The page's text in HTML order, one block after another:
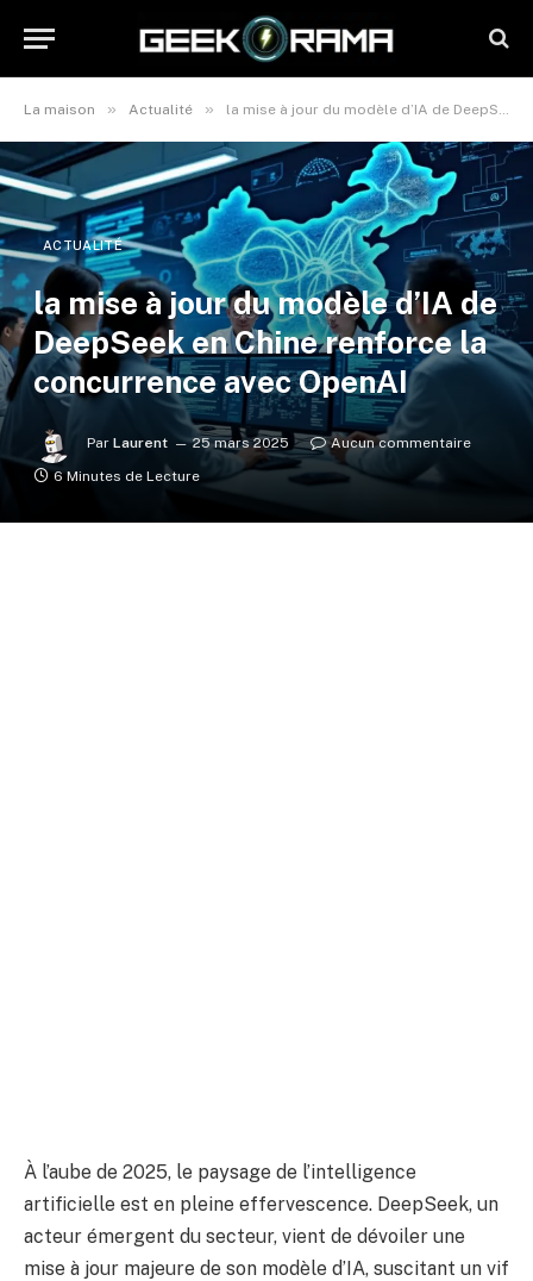
La maison » Actualité » la mise à jour du modèle d’IA de DeepSeek en Chine renforce la concurrence avec OpenAI
ACTUALITÉ
la mise à jour du modèle d’IA de
DeepSeek en Chine renforce la
concurrence avec OpenAI
Par Laurent 25 mars 2025
Aucun commentaire
6 Minutes de Lecture
À l’aube de 2025, le paysage de l’intelligence
artificielle est en pleine effervescence. DeepSeek, un
acteur émergent du secteur, vient de dévoiler une
mise à jour majeure de son modèle d’IA, suscitant un vif